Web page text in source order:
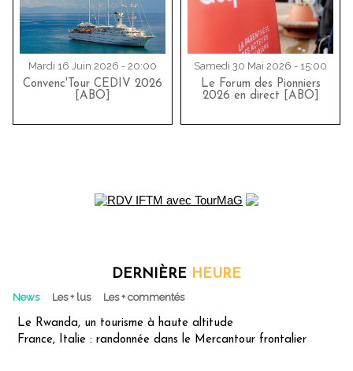
Mardi 16 Juin 2026 - 20:00
Convenc'Tour CEDIV 2026
[ABO]
Samedi 30 Mai 2026 - 15:00
Le Forum des Pionniers
2026 en direct [ABO]
DERNIÈRE HEURE
News Les + lus Les + commentés
Le Rwanda, un tourisme à haute altitude
France, Italie : randonnée dans le Mercantour frontalier